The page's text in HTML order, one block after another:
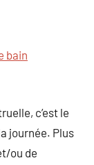
bain
c’est le
journée. Plus
ou de